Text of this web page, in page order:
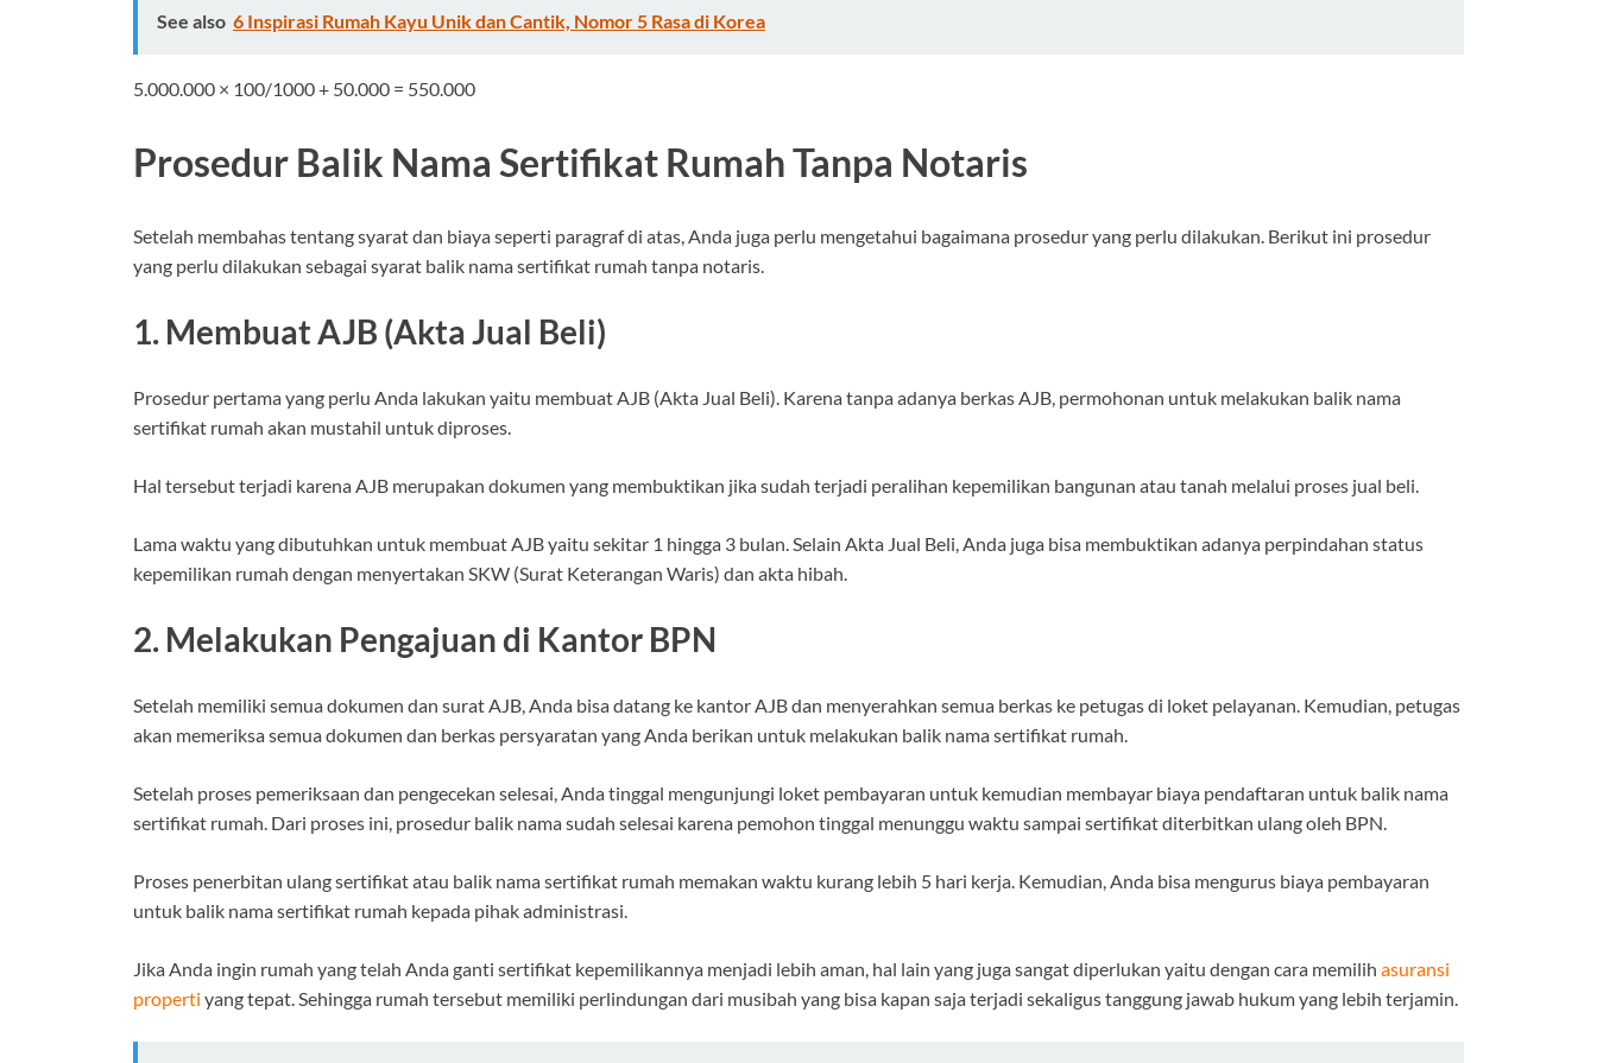
See also 6 Inspirasi Rumah Kayu Unik dan Cantik, Nomor 5 Rasa di Korea
5.000.000 × 100/1000 + 50.000 = 550.000
Prosedur Balik Nama Sertifikat Rumah Tanpa Notaris
Setelah membahas tentang syarat dan biaya seperti paragraf di atas, Anda juga perlu mengetahui bagaimana prosedur yang perlu dilakukan. Berikut ini prosedur
yang perlu dilakukan sebagai syarat balik nama sertifikat rumah tanpa notaris.
1. Membuat AJB (Akta Jual Beli)
Prosedur pertama yang perlu Anda lakukan yaitu membuat AJB (Akta Jual Beli). Karena tanpa adanya berkas AJB, permohonan untuk melakukan balik nama
sertifikat rumah akan mustahil untuk diproses.
Hal tersebut terjadi karena AJB merupakan dokumen yang membuktikan jika sudah terjadi peralihan kepemilikan bangunan atau tanah melalui proses jual beli.
Lama waktu yang dibutuhkan untuk membuat AJB yaitu sekitar 1 hingga 3 bulan. Selain Akta Jual Beli, Anda juga bisa membuktikan adanya perpindahan status
kepemilikan rumah dengan menyertakan SKW (Surat Keterangan Waris) dan akta hibah.
2. Melakukan Pengajuan di Kantor BPN
Setelah memiliki semua dokumen dan surat AJB, Anda bisa datang ke kantor AJB dan menyerahkan semua berkas ke petugas di loket pelayanan. Kemudian, petugas
akan memeriksa semua dokumen dan berkas persyaratan yang Anda berikan untuk melakukan balik nama sertifikat rumah.
Setelah proses pemeriksaan dan pengecekan selesai, Anda tinggal mengunjungi loket pembayaran untuk kemudian membayar biaya pendaftaran untuk balik nama
sertifikat rumah. Dari proses ini, prosedur balik nama sudah selesai karena pemohon tinggal menunggu waktu sampai sertifikat diterbitkan ulang oleh BPN.
Proses penerbitan ulang sertifikat atau balik nama sertifikat rumah memakan waktu kurang lebih 5 hari kerja. Kemudian, Anda bisa mengurus biaya pembayaran
untuk balik nama sertifikat rumah kepada pihak administrasi.
Jika Anda ingin rumah yang telah Anda ganti sertifikat kepemilikannya menjadi lebih aman, hal lain yang juga sangat diperlukan yaitu dengan cara memilih asuransi
properti yang tepat. Sehingga rumah tersebut memiliki perlindungan dari musibah yang bisa kapan saja terjadi sekaligus tanggung jawab hukum yang lebih terjamin.